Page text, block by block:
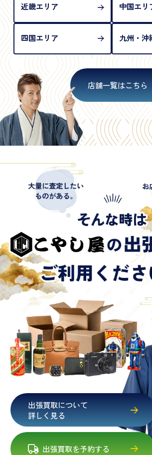
近畿エリア 中国エリ
四国エリア 九州・沖
店舗一覧はこちら
出張買取について
詳しく見る
出張買取を予約する